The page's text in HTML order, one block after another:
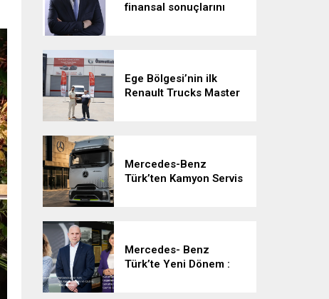
finansal sonuçlarını
Ege Bölgesi’nin ilk
Renault Trucks Master
Mercedes-Benz
Türk’ten Kamyon Servis
Mercedes- Benz
Türk’te Yeni Dönem :